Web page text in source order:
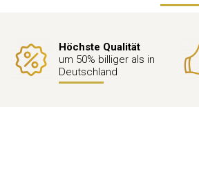
Höchste Qualität
um 50% billiger als in
Deutschland